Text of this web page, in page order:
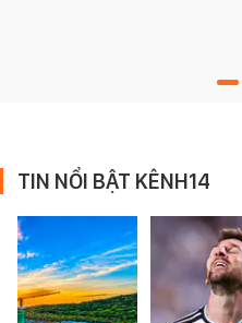
TIN NỔI BẬT KÊNH14